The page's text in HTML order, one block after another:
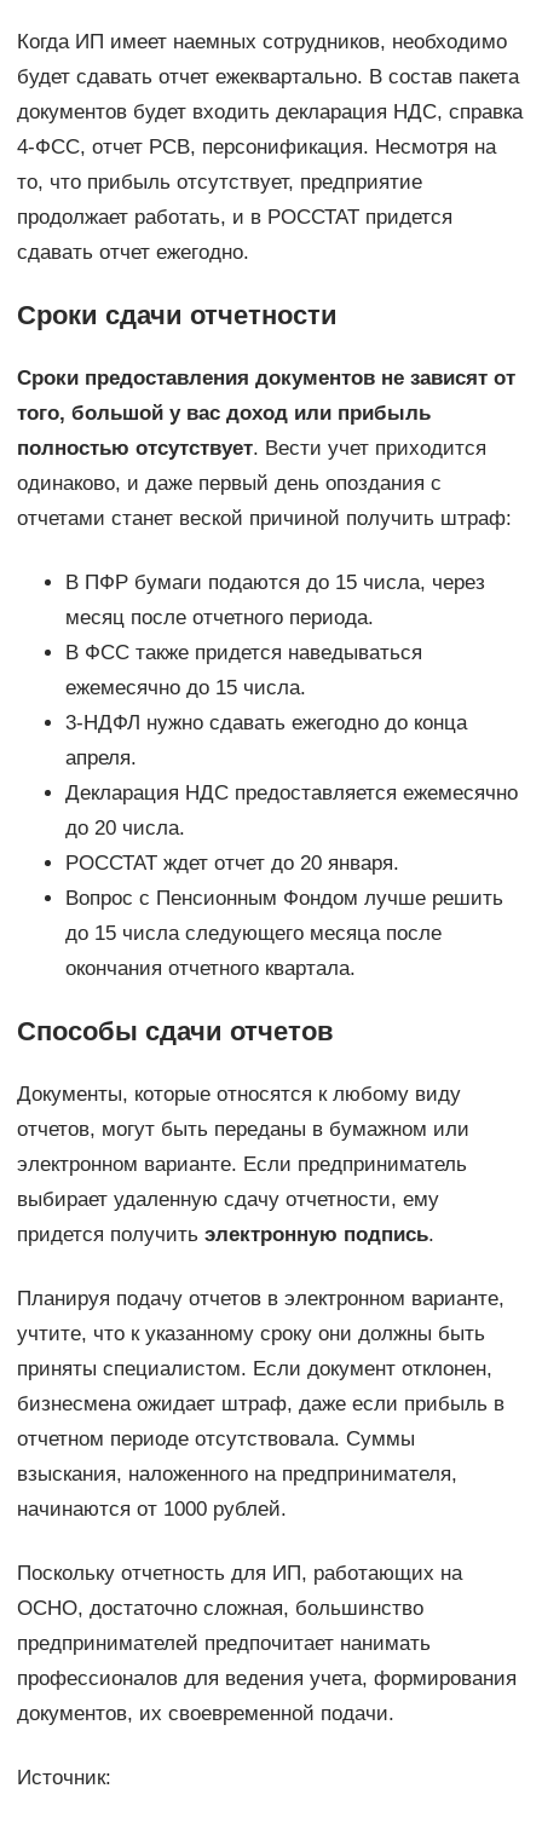
Когда ИП имеет наемных сотрудников, необходимо
будет сдавать отчет ежеквартально. В состав пакета
документов будет входить декларация НДС, справка
4-ФСС, отчет РСВ, персонификация. Несмотря на
то, что прибыль отсутствует, предприятие
продолжает работать, и в РОССТАТ придется
сдавать отчет ежегодно.
Сроки сдачи отчетности
Сроки предоставления документов не зависят от
того, большой у вас доход или прибыль
полностью отсутствует. Вести учет приходится
одинаково, и даже первый день опоздания с
отчетами станет веской причиной получить штраф:
В ПФР бумаги подаются до 15 числа, через
месяц после отчетного периода.
В ФСС также придется наведываться
ежемесячно до 15 числа.
3-НДФЛ нужно сдавать ежегодно до конца
апреля.
Декларация НДС предоставляется ежемесячно
до 20 числа.
РОССТАТ ждет отчет до 20 января.
Вопрос с Пенсионным Фондом лучше решить
до 15 числа следующего месяца после
окончания отчетного квартала.
Способы сдачи отчетов
Документы, которые относятся к любому виду
отчетов, могут быть переданы в бумажном или
электронном варианте. Если предприниматель
выбирает удаленную сдачу отчетности, ему
придется получить электронную подпись.
Планируя подачу отчетов в электронном варианте,
учтите, что к указанному сроку они должны быть
приняты специалистом. Если документ отклонен,
бизнесмена ожидает штраф, даже если прибыль в
отчетном периоде отсутствовала. Суммы
взыскания, наложенного на предпринимателя,
начинаются от 1000 рублей.
Поскольку отчетность для ИП, работающих на
ОСНО, достаточно сложная, большинство
предпринимателей предпочитает нанимать
профессионалов для ведения учета, формирования
документов, их своевременной подачи.
Источник: